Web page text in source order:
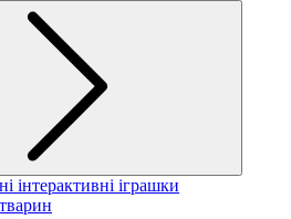
інтерактивні іграшки